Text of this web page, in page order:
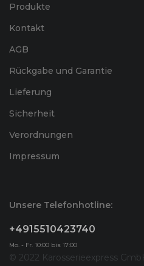
Produkte
Kontakt
AGB
Rückgabe und Garantie
Lieferung
Sicherheit
Verordnungen
Impressum
Unsere Telefonhotline:
+4915510423740
Mo. - Fr. 10:00 bis 17:00
© 2022 Karosserieexpress